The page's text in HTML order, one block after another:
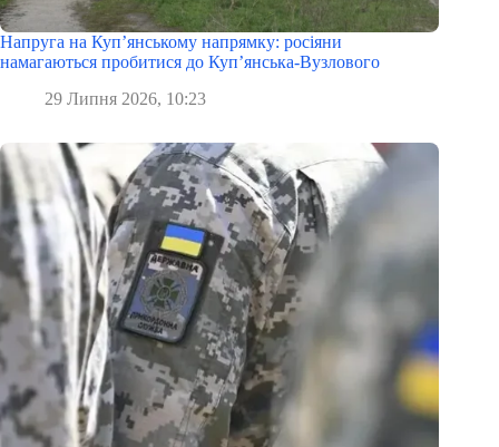
Напруга на Куп’янському напрямку: росіяни
намагаються пробитися до Куп’янська-Вузлового
29 Липня 2026, 10:23